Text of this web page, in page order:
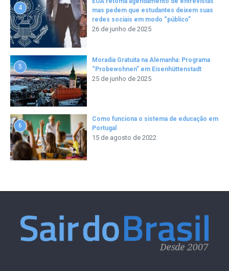
4
mas pedem que estudantes deixem suas
redes sociais em modo “público”
26 de junho de 2025
5
Moradia Gratuita na Alemanha: Programa
“Probewohnen” em Eisenhüttenstadt
25 de junho de 2025
6
Como funciona o sistema de educação em
Portugal
15 de agosto de 2022